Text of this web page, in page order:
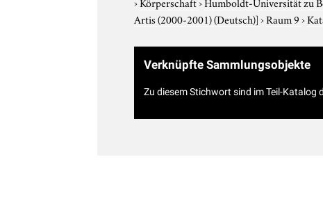
Artis (2000-2001) (Deutsch)]›Raum 9›
Verknüpfte Sammlungsobjekte
Zu diesem Stichwort sind im Teil-Katalog